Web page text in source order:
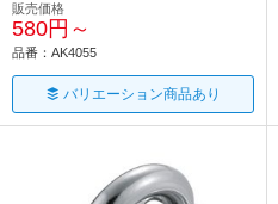
販売価格
580円～
品番：AK4055
バリエーション商品あり